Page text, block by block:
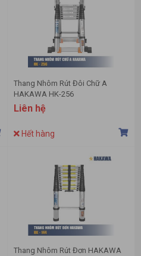
Thang Nhôm Rút Đôi Chữ A
HAKAWA HK-256
Liên hệ
Hết hàng
Thang Nhôm Rút Đơn HAKAWA